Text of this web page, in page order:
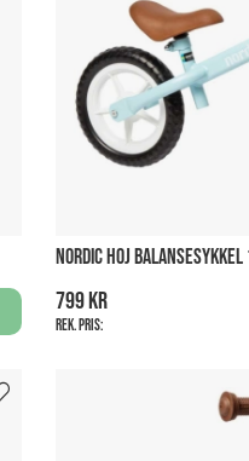
NORDIC HOJ
799 kr
Rek. pris: